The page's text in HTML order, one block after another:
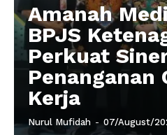
Amanah
BPJS
Perkuat
Penanganan
Kerja
Nurul Mufidah - 07/August/